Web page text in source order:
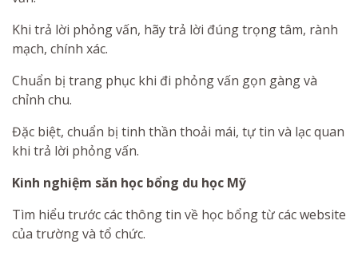
Khi trả lời phỏng vấn, hãy trả lời đúng trọng tâm, rành
mạch, chính xác.
Chuẩn bị trang phục khi đi phỏng vấn gọn gàng và
chỉnh chu.
Đặc biệt, chuẩn bị tinh thần thoải mái, tự tin và lạc quan
khi trả lời phỏng vấn.
Kinh nghiệm săn học bổng du học Mỹ
Tìm hiểu trước các thông tin về học bổng từ các website
của trường và tổ chức.